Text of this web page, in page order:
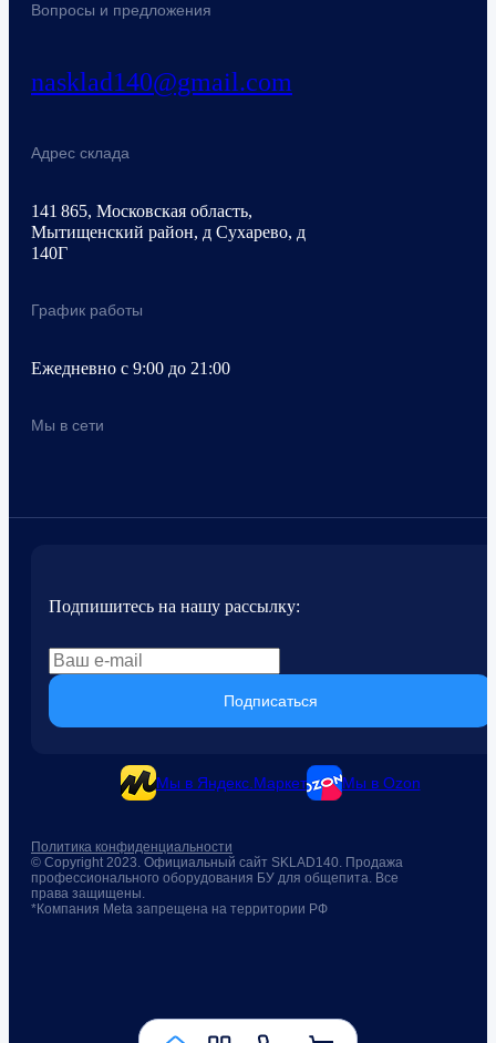
Вопросы и предложения
nasklad140@gmail.com
Адрес склада
141 865, Московская область,
Мытищенский район, д Сухарево, д
140Г
График работы
Ежедневно с 9:00 до 21:00
Мы в сети
Подпишитесь на нашу рассылку:
Подписаться
Мы в Яндекс.Маркет Мы в Ozon
© Copyright 2023. Официальный сайт SKLAD140. Продажа
профессионального оборудования БУ для общепита. Все
права защищены.
*Компания Meta запрещена на территории РФ
Политика конфиденциальности